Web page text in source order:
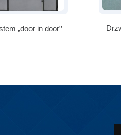
„door in door”